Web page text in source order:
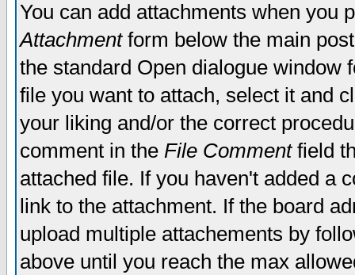
You can add attachments when you
Attachmentform below the main
the standard Open dialogue window
file you want to attach, select it and
your liking and/or the correct
comment in the File Commentfield
attached file. If you haven't added a
link to the attachment. If the board
upload multiple attachements by
above until you reach the max